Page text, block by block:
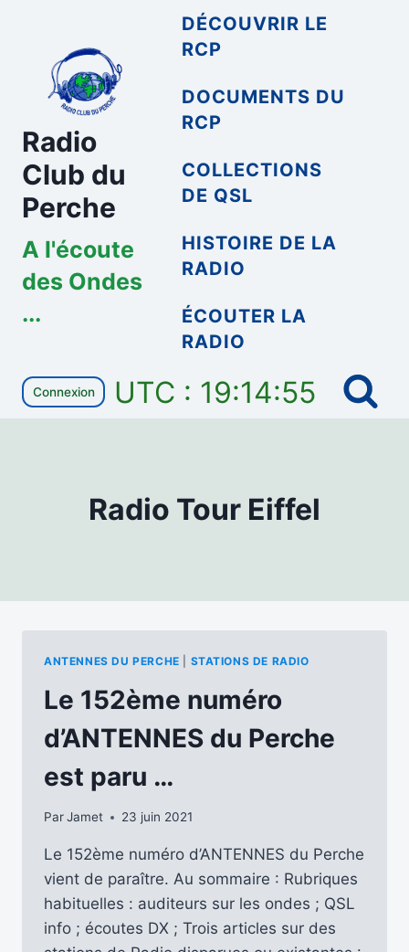
contenu
Radio
Club du
Perche
A l'écoute
des Ondes
...
DÉCOUVRIR LE
RCP
DOCUMENTS DU
RCP
COLLECTIONS
DE QSL
HISTOIRE DE LA
RADIO
ÉCOUTER LA
RADIO
Connexion UTC : 19:14:55
Radio Tour Eiffel
ANTENNES DU PERCHE STATIONS DE RADIO
Le 152ème numéro
d’ANTENNES du Perche
est paru …
ParJamet 23 juin 2021
Le 152ème numéro d’ANTENNES du Perche
vient de paraître. Au sommaire : Rubriques
habituelles : auditeurs sur les ondes ; QSL
info ; écoutes DX ; Trois articles sur des